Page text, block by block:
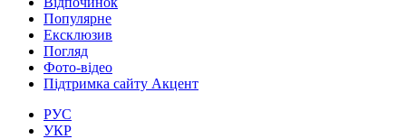
Популярне
Ексклюзив
Погляд
Фото-відео
Підтримка сайту Акцент
РУС
УКР